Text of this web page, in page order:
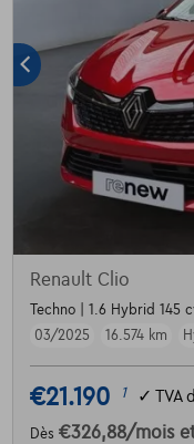
Renault Clio
Techno | 1.6 Hybrid
03/2025
16.574 km
€21.190 1 ✓ TVA
Dès €326,88/mois